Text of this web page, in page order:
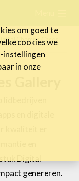
Champs Cases
Gallery
lidbedrijven
en digitale
kwaliteit en
en
Digital
genereren.
om goed te
cookies we
instellingen
in onze